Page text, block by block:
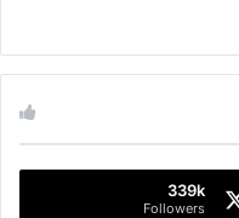
339k
Followers